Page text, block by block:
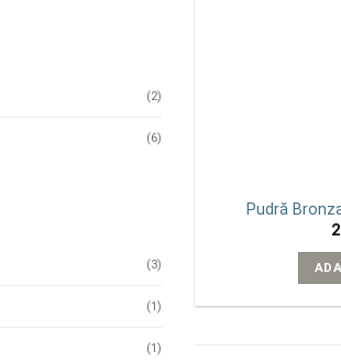
(2)
(6)
(3)
(1)
(1)
Pudră